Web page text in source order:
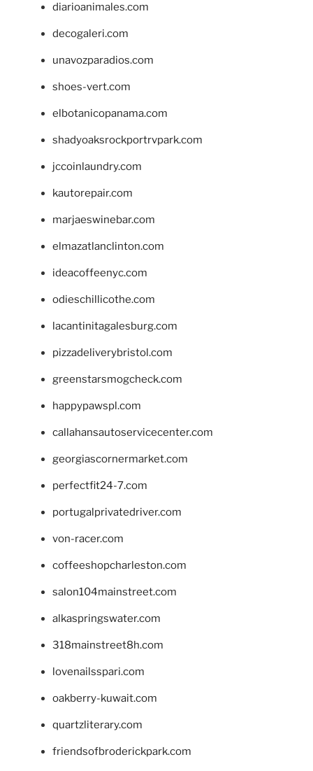
diarioanimales.com
decogaleri.com
unavozparadios.com
shoes-vert.com
elbotanicopanama.com
shadyoaksrockportrvpark.com
jccoinlaundry.com
kautorepair.com
marjaeswinebar.com
elmazatlanclinton.com
ideacoffeenyc.com
odieschillicothe.com
lacantinitagalesburg.com
pizzadeliverybristol.com
greenstarsmogcheck.com
happypawspl.com
callahansautoservicecenter.com
georgiascornermarket.com
perfectfit24-7.com
portugalprivatedriver.com
von-racer.com
coffeeshopcharleston.com
salon104mainstreet.com
alkaspringswater.com
318mainstreet8h.com
lovenailsspari.com
oakberry-kuwait.com
quartzliterary.com
friendsofbroderickpark.com